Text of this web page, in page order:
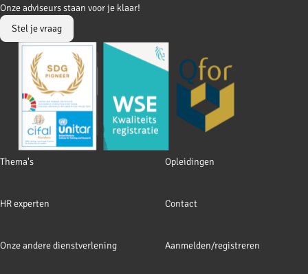
to
Facebook
to
LinkedIn
Footer
Thema's Opleidingen
HR experten Contact
Onze andere dienstverlening Aanmelden/registreren
Onze adviseurs staan voor je klaar!
Stel je vraag